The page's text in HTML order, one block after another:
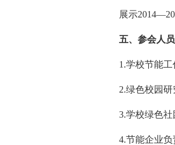
展示
五、参会人员
1.学校节能工
2.绿色校园研究
3.学校绿色社
4.节能企业负